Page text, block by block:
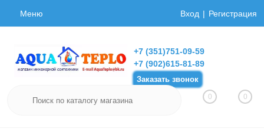
Меню Вход Регистрация
+7 (351)751-09-59
+7 (902)615-81-89
Заказать звонок
0 0